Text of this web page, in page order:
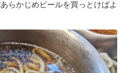
らかじめビールを買っとけばよ